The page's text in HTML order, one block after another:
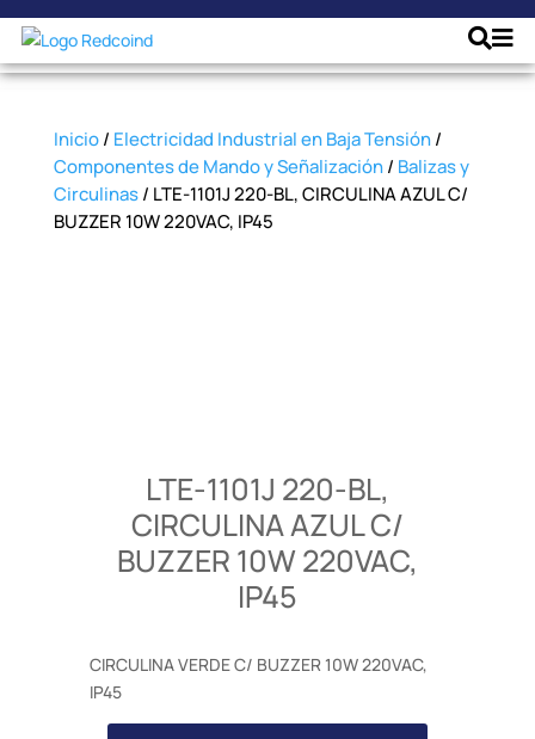
Inicio/ Electricidad Industrial en Baja Tensión/
Componentes de Mando y Señalización/ Balizas y
Circulinas/ LTE-1101J 220-BL, CIRCULINA AZUL C/
BUZZER 10W 220VAC, IP45
LTE-1101J 220-BL,
CIRCULINA AZUL C/
BUZZER 10W 220VAC,
IP45
CIRCULINA VERDE C/ BUZZER 10W 220VAC,
IP45